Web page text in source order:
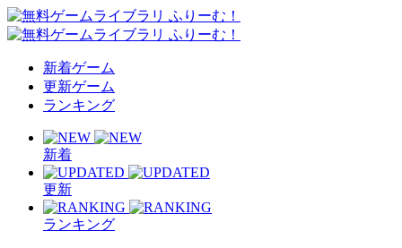
新着ゲーム
更新ゲーム
ランキング
新着
更新
ランキング